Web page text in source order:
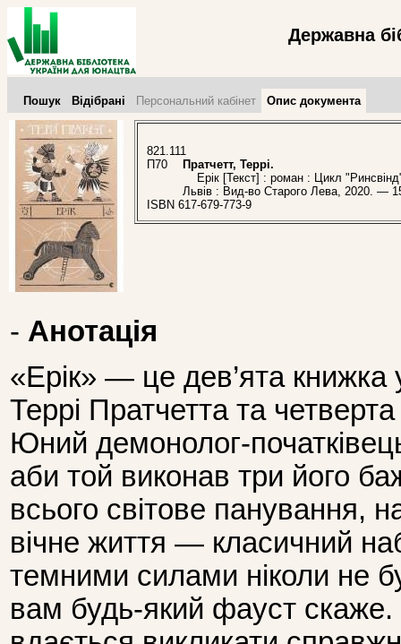
Державна
Пошук Відібрані Персональний кабінет Опис документа
821.111
П70
Пратчетт, Террі.
Ерік [Текст] : роман : Цикл
Львів : Вид-во Старого Лева, 2020. —
ISBN 617-679-773-9
- Анотація
«Ерік» — це дев’ята книжка
Террі Пратчетта та
Юний демонолог-
аби той виконав три його
всього світове панування,
вічне життя — класичний
темними силами ніколи не
вам будь-який фауст скаже.